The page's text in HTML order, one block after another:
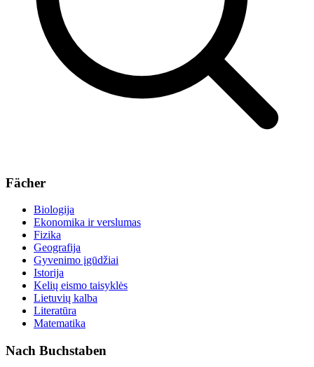
Fächer
Biologija
Ekonomika ir verslumas
Fizika
Geografija
Gyvenimo įgūdžiai
Istorija
Kelių eismo taisyklės
Lietuvių kalba
Literatūra
Matematika
Nach Buchstaben